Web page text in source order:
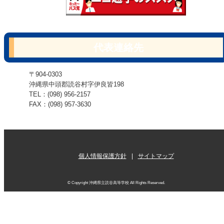
〒904-0303
沖縄県中頭郡読谷村字伊良皆198
TEL：(098) 956-2157
FAX：(098) 957-3630
個人情報保護方針 サイトマップ
© Copyright 沖縄県立読谷高等学校 All Rights Reserved.